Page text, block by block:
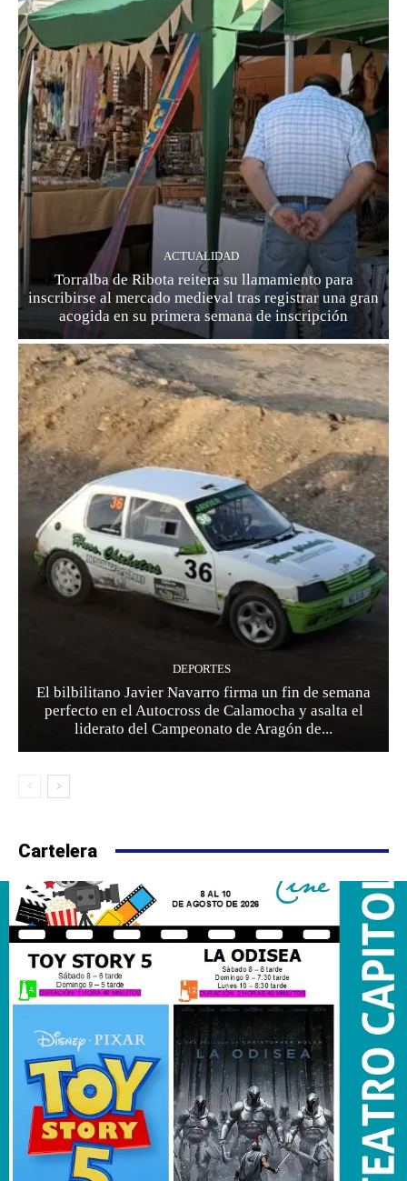
ACTUALIDAD
Torralba de Ribota reitera su llamamiento para
inscribirse al mercado medieval tras registrar una gran
acogida en su primera semana de inscripción
DEPORTES
El bilbilitano Javier Navarro firma un fin de semana
perfecto en el Autocross de Calamocha y asalta el
liderato del Campeonato de Aragón de...
Cartelera